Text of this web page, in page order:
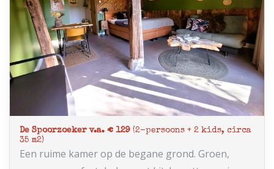
De Spoorzoeker v.a. € 129 (2-persoons + 2 kids, circa
35 m2)
Een ruime kamer op de begane grond. Groen,